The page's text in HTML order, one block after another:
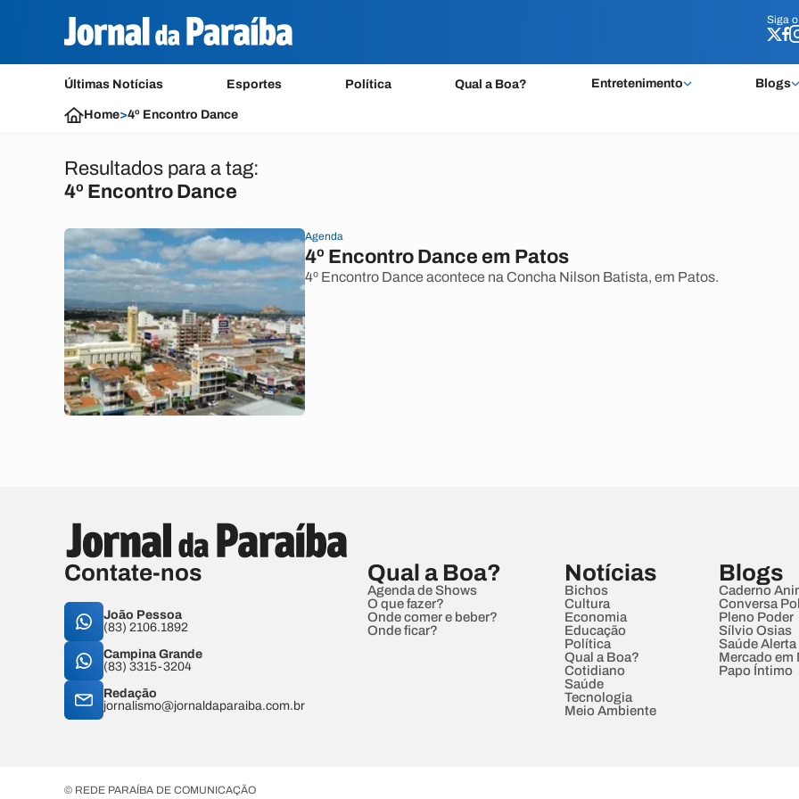
Siga o
Últimas Notícias Esportes Política Qual a Boa? Entretenimento Blogs
Siga o
Home>4º Encontro Dance
Resultados para a tag:
4º Encontro Dance
Agenda
4º Encontro Dance em Patos
4º Encontro Dance acontece na Concha Nilson Batista, em Patos.
Contate-nos
João Pessoa
(83) 2106.1892
Campina Grande
(83) 3315-3204
Redação
jornalismo@jornaldaparaiba.com.br
Qual a Boa?
Agenda de Shows
O que fazer?
Onde comer e beber?
Onde ficar?
Notícias
Bichos
Cultura
Economia
Educação
Política
Qual a Boa?
Cotidiano
Saúde
Tecnologia
Meio Ambiente
Blogs
Caderno
Conversa
Pleno Poder
Sílvio Osias
Saúde Alerta
Mercado em
Papo Íntimo
© REDE PARAÍBA DE COMUNICAÇÃO